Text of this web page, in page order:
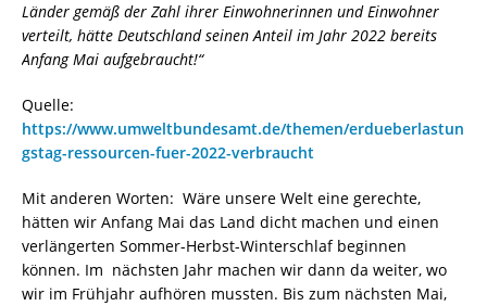
Länder gemäß der Zahl ihrer Einwohnerinnen und Einwohner
verteilt, hätte Deutschland seinen Anteil im Jahr 2022 bereits
Anfang Mai aufgebraucht!“
Quelle:
https://www.umweltbundesamt.de/themen/erdueberlastun
gstag-ressourcen-fuer-2022-verbraucht
Mit anderen Worten: Wäre unsere Welt eine gerechte,
hätten wir Anfang Mai das Land dicht machen und einen
verlängerten Sommer-Herbst-Winterschlaf beginnen
können. Im nächsten Jahr machen wir dann da weiter, wo
wir im Frühjahr aufhören mussten. Bis zum nächsten Mai,